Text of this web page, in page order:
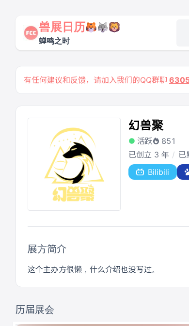
兽展日历
蝉鸣之时
有任何建议和反馈，请加入我们的QQ群聊
幻兽聚
活跃
851
已创立 3 年
已
Bilibili
展方简介
这个主办方很懒，什么介绍也没写过。
历届展会